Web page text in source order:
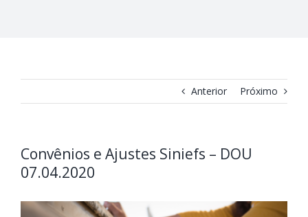
Anterior Próximo
Convênios e Ajustes Siniefs – DOU
07.04.2020